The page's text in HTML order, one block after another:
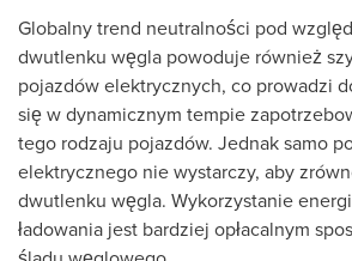
Globalny trend neutralności pod
dwutlenku węgla powoduje również
pojazdów elektrycznych, co prowadzi
się w dynamicznym tempie
tego rodzaju pojazdów. Jednak samo
elektrycznego nie wystarczy, aby
dwutlenku węgla. Wykorzystanie
ładowania jest bardziej opłacalnym